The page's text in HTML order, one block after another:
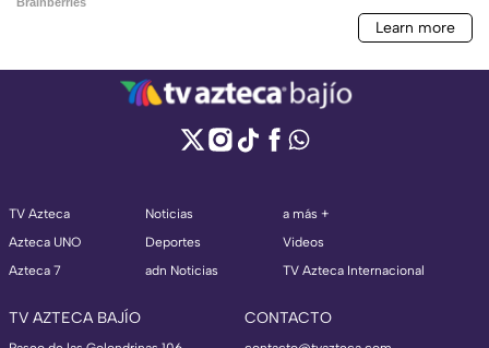
TV Azteca
Azteca UNO
Azteca 7
Noticias
Deportes
adn Noticias
a más +
Videos
TV Azteca Internacional
TV AZTECA BAJÍO CONTACTO